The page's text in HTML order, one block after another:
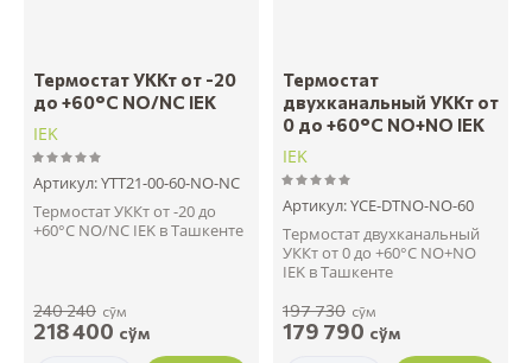
Термостат УККт от -20
до +60°C NO/NC IEK
IEK
Артикул:YTT21-00-60-NO-NC
Термостат УККт от -20 до
+60°C NO/NC IEK в Ташкенте
240 240 сўм
218 400 сўм
Термостат
двухканальный УККт от
0 до +60°C NO+NO IEK
IEK
Артикул:YCE-DTNO-NO-60
Термостат двухканальный
УККт от 0 до +60°C NO+NO
IEK в Ташкенте
197 730 сўм
179 790 сўм